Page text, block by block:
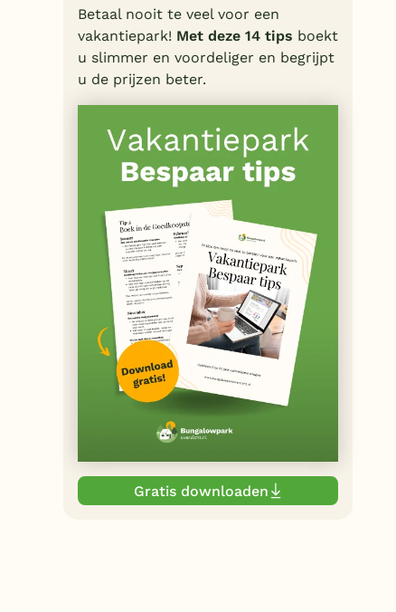
Betaal nooit te veel voor een
vakantiepark! Met deze 14 tips boekt
u slimmer en voordeliger en begrijpt
u de prijzen beter.
Gratis downloaden